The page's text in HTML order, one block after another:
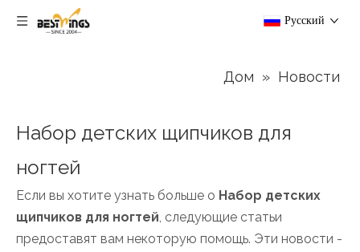
Pусский
Дом » Новости
Набор детских щипчиков для
ногтей
Если вы хотите узнать больше о Набор детских
щипчиков для ногтей, следующие статьи
предоставят вам некоторую помощь. Эти новости -